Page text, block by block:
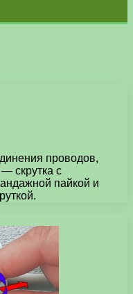
проводов,
скрутка с
пайкой и